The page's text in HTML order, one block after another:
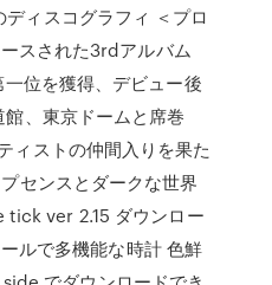
ィスコグラフィ ＜プロ
スされた3rdアルバム
一位を獲得、デビュー後
、東京ドームと席巻
ィストの仲間入りを果た
センスとダークな世界
tick ver 2.15 ダウンロー
ルで多機能な時計 色鮮